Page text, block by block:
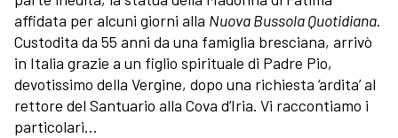
affidata per alcuni giorni alla Nuova Bussola Quotidiana.
Custodita da 55 anni da una famiglia bresciana, arrivò
in Italia grazie a un figlio spirituale di Padre Pio,
devotissimo della Vergine, dopo una richiesta ‘ardita’ al
rettore del Santuario alla Cova d’Iria. Vi raccontiamo i
particolari…